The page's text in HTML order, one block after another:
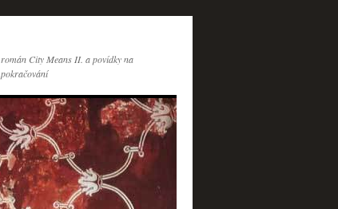
román City Means II. a povídky na
pokračování